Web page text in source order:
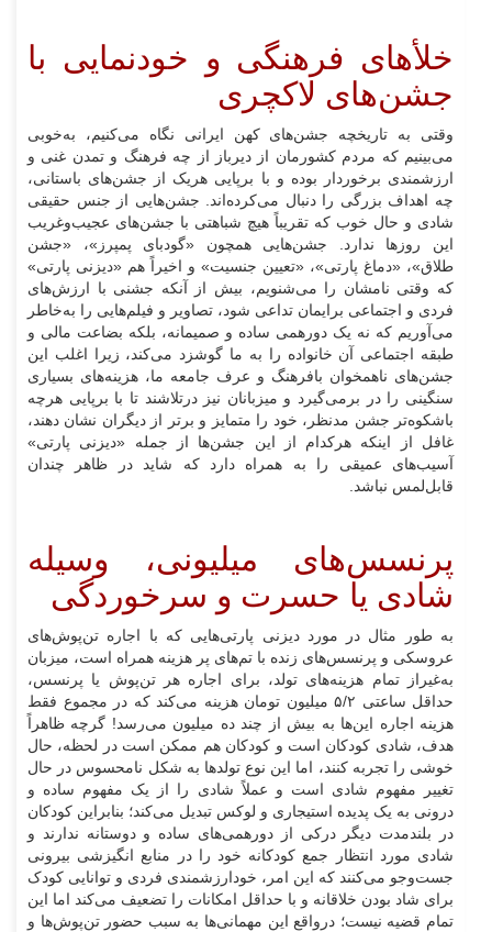
خلأهای فرهنگی و خودنمایی با
جشن‌های لاکچری
وقتی به تاریخچه جشن‌های کهن ایرانی نگاه می‌کنیم، به‌خوبی
می‌بینیم که مردم کشورمان از دیرباز از چه فرهنگ و تمدن غنی و
ارزشمندی برخوردار بوده و با برپایی هریک از جشن‌های باستانی،
چه اهداف بزرگی را دنبال می‌کرده‌اند. جشن‌هایی از جنس حقیقی
شادی و حال خوب که تقریباً هیچ شباهتی با جشن‌های عجیب‌وغریب
این روزها ندارد. جشن‌هایی همچون «گودبای پمپرز»، «جشن
طلاق»، «دماغ پارتی»، «تعیین جنسیت» و اخیراً هم «دیزنی پارتی»
که وقتی نامشان را می‌شنویم، بیش از آنکه جشنی با ارزش‌های
فردی و اجتماعی برایمان تداعی شود، تصاویر و فیلم‌هایی را به‌خاطر
می‌آوریم که نه یک دورهمی ساده و صمیمانه، بلکه بضاعت مالی و
طبقه اجتماعی آن خانواده را به ما گوشزد می‌کند، زیرا اغلب این
جشن‌های ناهمخوان بافرهنگ و عرف جامعه ما، هزینه‌های بسیاری
سنگینی را در برمی‌گیرد و میزبانان نیز درتلاشند تا با برپایی هرچه
باشکوه‌تر جشن مدنظر، خود را متمایز و برتر از دیگران نشان دهند،
غافل از اینکه هرکدام از این جشن‌ها از جمله «دیزنی پارتی»
آسیب‌های عمیقی را به همراه دارد که شاید در ظاهر چندان
قابل‌لمس نباشد.
پرنسس‌های میلیونی، وسیله
شادی یا حسرت و سرخوردگی
به طور مثال در مورد دیزنی پارتی‌هایی که با اجاره تن‌پوش‌های
عروسکی و پرنسس‌های زنده با تم‌های پر هزینه همراه است، میزبان
به‌غیراز تمام هزینه‌های تولد، برای اجاره هر تن‌پوش یا پرنسس،
حداقل ساعتی ۵/۲ میلیون تومان هزینه می‌کند که در مجموع فقط
هزینه اجاره این‌ها به بیش از چند ده میلیون می‌رسد! گرچه ظاهراً
هدف، شادی کودکان است و کودکان هم ممکن است در لحظه، حال
خوشی را تجربه کنند، اما این نوع تولدها به شکل نامحسوس در حال
تغییر مفهوم شادی است و عملاً شادی را از یک مفهوم ساده و
درونی به یک پدیده استیجاری و لوکس تبدیل می‌کند؛ بنابراین کودکان
در بلندمدت دیگر درکی از دورهمی‌های ساده و دوستانه ندارند و
شادی مورد انتظار جمع کودکانه خود را در منابع انگیزشی بیرونی
جست‌وجو می‌کنند که این امر، خودارزشمندی فردی و توانایی کودک
برای شاد بودن خلاقانه و با حداقل امکانات را تضعیف می‌کند اما این
تمام قضیه نیست؛ درواقع این مهمانی‌ها به سبب حضور تن‌پوش‌ها و